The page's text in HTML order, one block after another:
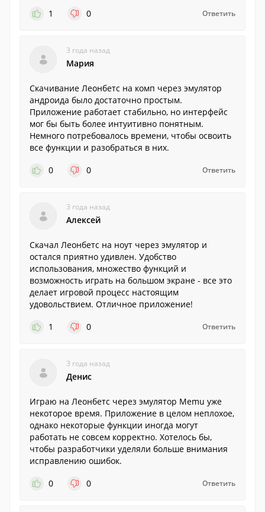
1 0 Ответить
3 года назад
Мария
Скачивание Леонбетс на комп через эмулятор
андроида было достаточно простым.
Приложение работает стабильно, но интерфейс
мог бы быть более интуитивно понятным.
Немного потребовалось времени, чтобы освоить
все функции и разобраться в них.
0
0 Ответить
3 года назад
Алексей
Скачал Леонбетс на ноут через эмулятор и
остался приятно удивлен. Удобство
использования, множество функций и
возможность играть на большом экране - все это
делает игровой процесс настоящим
удовольствием. Отличное приложение!
1
0 Ответить
3 года назад
Денис
Играю на Леонбетс через эмулятор Memu уже
некоторое время. Приложение в целом неплохое,
однако некоторые функции иногда могут
работать не совсем корректно. Хотелось бы,
чтобы разработчики уделяли больше внимания
исправлению ошибок.
0
0 Ответить